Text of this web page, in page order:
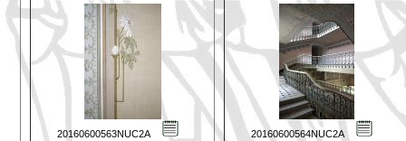
20160600563NUC2A 20160600564NUC2A